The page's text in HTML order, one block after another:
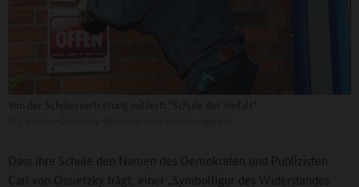
Dass ihre Schule den Namen des Demokraten und Publizisten
Carl von Ossietzky trägt, einer „Symbolfigur des Widerstandes